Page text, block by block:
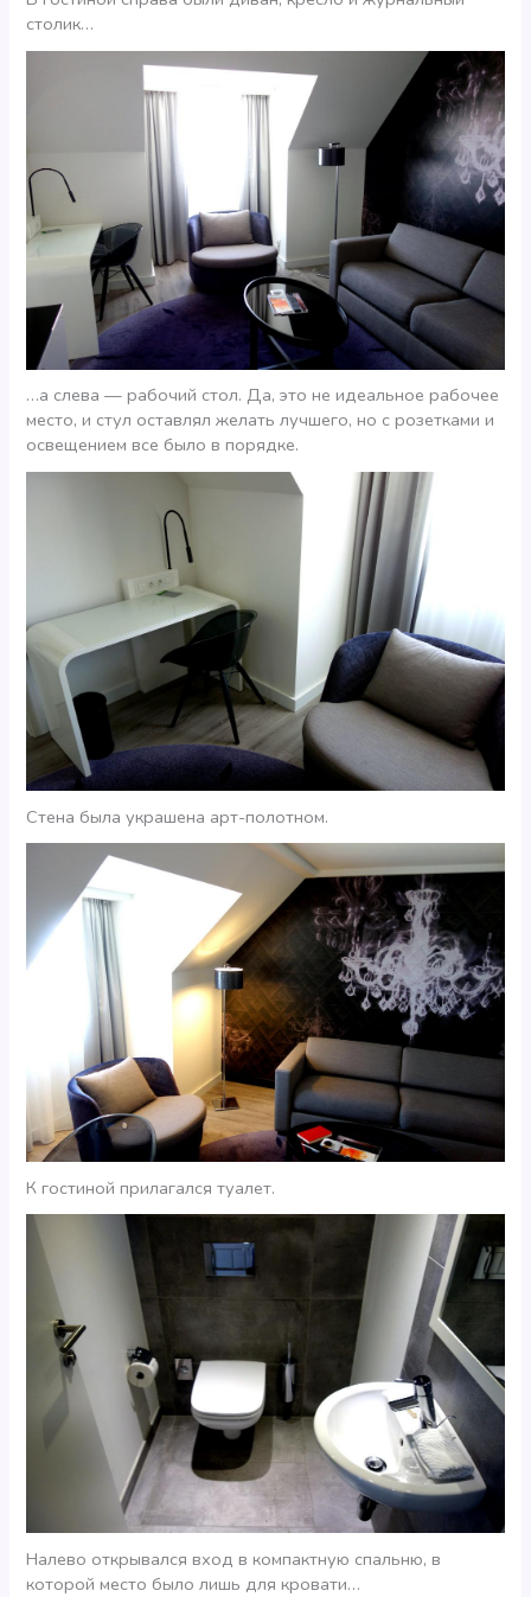
столик…
…а слева — рабочий стол. Да, это не идеальное рабочее
место, и стул оставлял желать лучшего, но с розетками и
освещением все было в порядке.
Стена была украшена арт-полотном.
К гостиной прилагался туалет.
Налево открывался вход в компактную спальню, в
которой место было лишь для кровати…